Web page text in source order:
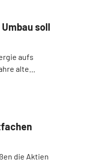
soll
aufs
alte
„total
die Aktien